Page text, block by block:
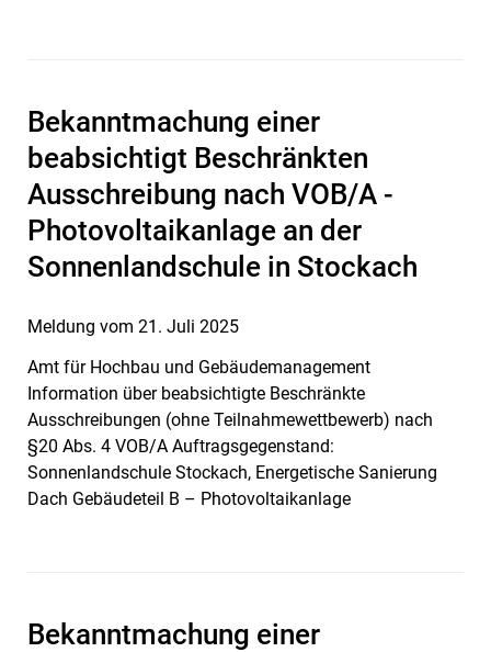
Meldung vom 21. Juli 2025
Bekanntmachung einer
beabsichtigt Beschränkten
Ausschreibung nach VOB/A -
Photovoltaikanlage an der
Sonnenlandschule in Stockach
Amt für Hochbau und Gebäudemanagement
Information über beabsichtigte Beschränkte
Ausschreibungen (ohne Teilnahmewettbewerb) nach
§20 Abs. 4 VOB/A Auftragsgegenstand:
Sonnenlandschule Stockach, Energetische Sanierung
Dach Gebäudeteil B – Photovoltaikanlage
Bekanntmachung einer